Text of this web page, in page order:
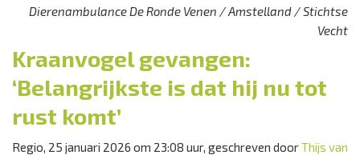
Dierenambulance De Ronde Venen / Amstelland / Stichtse
Vecht
Kraanvogel gevangen:
‘Belangrijkste is dat hij nu tot
rust komt’
Regio, 25 januari 2026 om 23:08 uur, geschreven doorThijs van